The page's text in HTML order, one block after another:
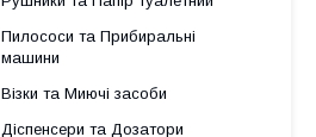
Пилососи та Прибиральні
машини
Візки та Миючі засоби
Діспенсери та Дозатори